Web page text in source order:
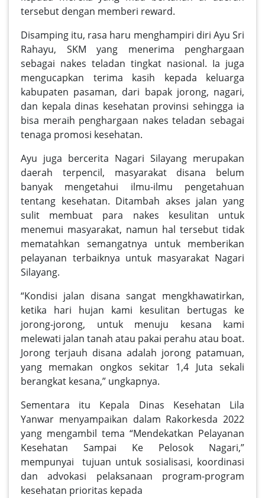
tersebut dengan memberi reward.
Disamping itu, rasa haru menghampiri diri Ayu Sri
Rahayu, SKM yang menerima penghargaan
sebagai nakes teladan tingkat nasional. Ia juga
mengucapkan terima kasih kepada keluarga
kabupaten pasaman, dari bapak jorong, nagari,
dan kepala dinas kesehatan provinsi sehingga ia
bisa meraih penghargaan nakes teladan sebagai
tenaga promosi kesehatan.
Ayu juga bercerita Nagari Silayang merupakan
daerah terpencil, masyarakat disana belum
banyak mengetahui ilmu-ilmu pengetahuan
tentang kesehatan. Ditambah akses jalan yang
sulit membuat para nakes kesulitan untuk
menemui masyarakat, namun hal tersebut tidak
mematahkan semangatnya untuk memberikan
pelayanan terbaiknya untuk masyarakat Nagari
Silayang.
“Kondisi jalan disana sangat mengkhawatirkan,
ketika hari hujan kami kesulitan bertugas ke
jorong-jorong, untuk menuju kesana kami
melewati jalan tanah atau pakai perahu atau boat.
Jorong terjauh disana adalah jorong patamuan,
yang memakan ongkos sekitar 1,4 Juta sekali
berangkat kesana,” ungkapnya.
Sementara itu Kepala Dinas Kesehatan Lila
Yanwar menyampaikan dalam Rakorkesda 2022
yang mengambil tema “Mendekatkan Pelayanan
Kesehatan Sampai Ke Pelosok Nagari,”
mempunyai tujuan untuk sosialisasi, koordinasi
dan advokasi pelaksanaan program-program
kesehatan prioritas kepada